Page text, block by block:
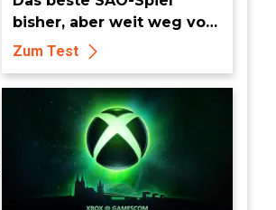
bisher, aber weit weg vom
Meisterwerk
Zum Test